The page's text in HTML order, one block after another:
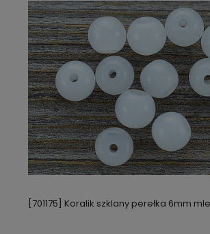
[701175] Koralik szklany perełka 6mm